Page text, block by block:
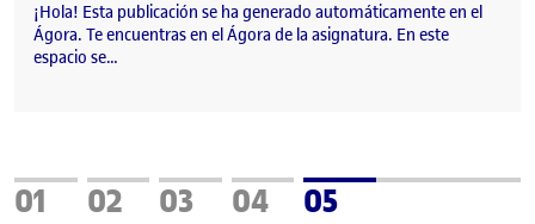
¡Hola! Esta publicación se ha generado automáticamente en el
Ágora. Te encuentras en el Ágora de la asignatura. En este
espacio se…
Página
01 Página
02 Página
03 Página
04 Página
05